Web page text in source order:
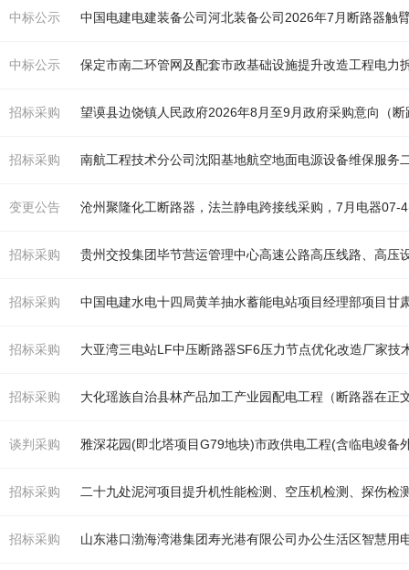
中标公示 中国电建电建装备公司河北装备公司2026年7月 断路器触
中标公示 保定市南二环管网及配套市政基础设施提升改造工程电力
招标采购 望谟县边饶镇人民政府2026年8月至9月政府采购意向（断
招标采购 南航工程技术分公司沈阳基地航空地面电源设备维保服务
变更公告 沧州聚隆化工断路器 ，法兰静电跨接线采购，7月电器07-
招标采购 贵州交投集团毕节营运管理中心高速公路高压线路、高压
招标采购
招标采购 大亚湾三电站LF中压断路器SF6压力节点优化改造厂家技
招标采购 大化瑶族自治县林产品加工产业园配电工程（断路器在正
谈判采购
招标采购
招标采购 山东港口渤海湾港集团寿光港有限公司办公生活区智慧用